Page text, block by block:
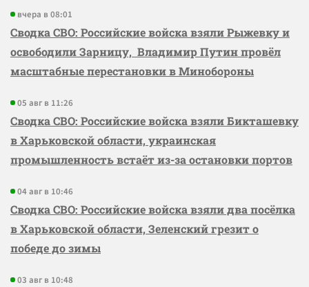
вчера в 08:01
Сводка СВО: Российские войска взяли Рыжевку и
освободили Зарницу, Владимир Путин провёл
масштабные перестановки в Минобороны
05 авг в 11:26
Сводка СВО: Российские войска взяли Бикташевку
в Харьковской области, украинская
промышленность встаёт из-за остановки портов
04 авг в 10:46
Сводка СВО: Российские войска взяли два посёлка
в Харьковской области, Зеленский грезит о
победе до зимы
03 авг в 10:48